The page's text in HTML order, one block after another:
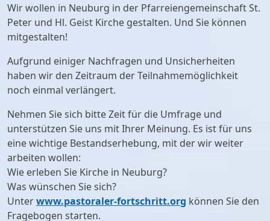
Wir wollen in Neuburg in der Pfarreiengemeinschaft St.
Peter und Hl. Geist Kirche gestalten. Und Sie können
mitgestalten!
Aufgrund einiger Nachfragen und Unsicherheiten
haben wir den Zeitraum der Teilnahmemöglichkeit
noch einmal verlängert.
Nehmen Sie sich bitte Zeit für die Umfrage und
unterstützen Sie uns mit Ihrer Meinung. Es ist für uns
eine wichtige Bestandserhebung, mit der wir weiter
arbeiten wollen:
Wie erleben Sie Kirche in Neuburg?
Was wünschen Sie sich?
Unterwww.pastoraler-fortschritt.org können Sie den
Fragebogen starten.